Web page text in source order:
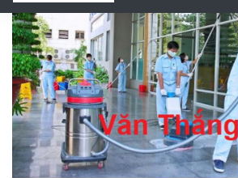
Trần Văn Thắng
Một trang web mới sử dụng